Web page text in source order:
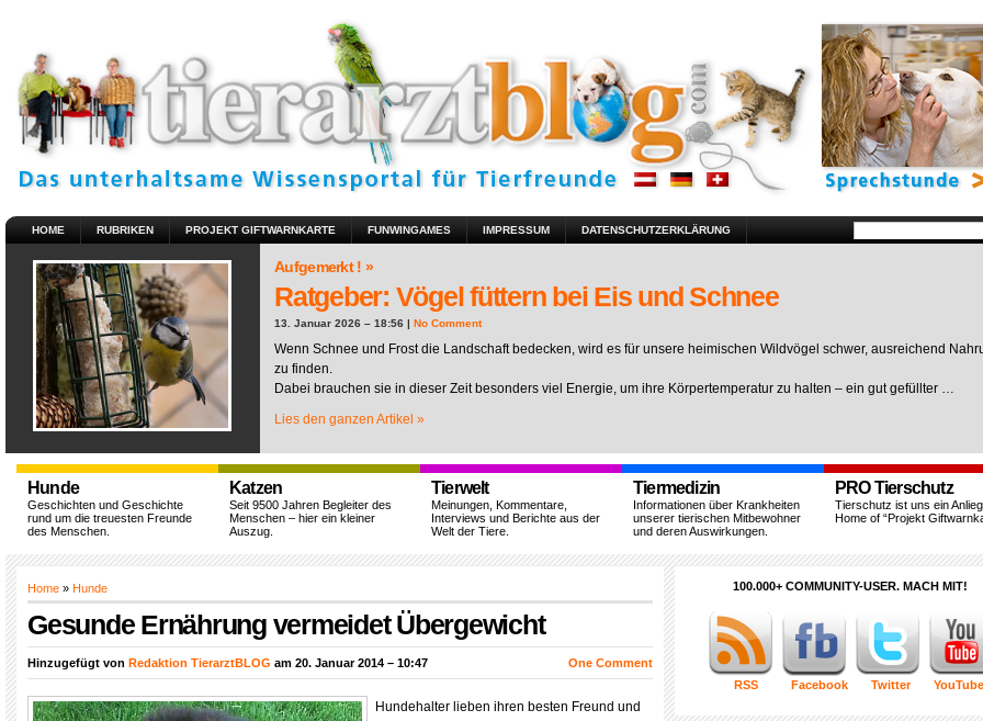
HOME RUBRIKEN PROJEKT GIFTWARNKARTE FUNWINGAMES IMPRESSUM DATENSCHUTZERKLÄRUNG
Aufgemerkt ! »
Ratgeber: Vögel füttern bei Eis und Schnee
13. Januar 2026 – 18:56 | No Comment
Wenn Schnee und Frost die Landschaft bedecken, wird es für unsere heimischen Wildvögel schwer, ausreichend
zu finden.
Dabei brauchen sie in dieser Zeit besonders viel Energie, um ihre Körpertemperatur zu halten – ein gut gefüllter …
Lies den ganzen Artikel »
Hunde
Geschichten und Geschichte
rund um die treuesten Freunde
des Menschen.
Katzen
Seit 9500 Jahren Begleiter des
Menschen – hier ein kleiner
Auszug.
Tierwelt
Meinungen, Kommentare,
Interviews und Berichte aus der
Welt der Tiere.
Tiermedizin
Informationen über Krankheiten
unserer tierischen Mitbewohner
und deren Auswirkungen.
PRO Tierschutz
Tierschutz ist uns ein
Home of “Projekt
Home » Hunde
Gesunde Ernährung vermeidet Übergewicht
Hinzugefügt von Redaktion TierarztBLOG am 20. Januar 2014 – 10:47 One Comment
Hundehalter lieben ihren besten Freund und
100.000+ COMMUNITY-USER. MACH MIT!
RSS Facebook Twitter YouTube